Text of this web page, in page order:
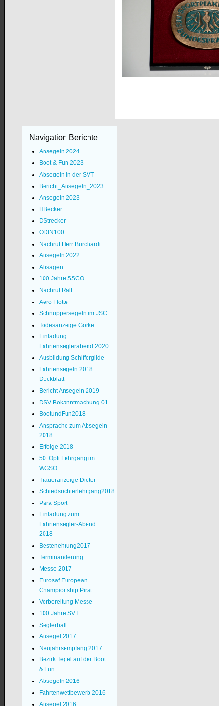
Navigation Berichte
Ansegeln 2024
Boot & Fun 2023
Absegeln in der SVT
Bericht_Ansegeln_2023
Ansegeln 2023
HBecker
DStrecker
ODIN100
Nachruf Herr Burchardi
Ansegeln 2022
Absagen
100 Jahre SSCO
Nachruf Ralf
Aero Flotte
Schnuppersegeln im JSC
Todesanzeige Görke
Einladung
Fahrtenseglerabend 2020
Ausbildung Schiffergilde
Fahrtensegeln 2018
Deckblatt
Bericht Ansegeln 2019
DSV Bekanntmachung 01
BootundFun2018
Ansprache zum Absegeln
2018
Erfolge 2018
50. Opti Lehrgang im
WGSO
Traueranzeige Dieter
Schiedsrichterlehrgang2018
Para Sport
Einladung zum
Fahrtensegler-Abend
2018
Bestenehrung2017
Terminänderung
Messe 2017
Eurosaf European
Championship Pirat
Vorbereitung Messe
100 Jahre SVT
Seglerball
Ansegel 2017
Neujahrsempfang 2017
Bezirk Tegel auf der Boot
& Fun
Absegeln 2016
Fahrtenwettbewerb 2016
Ansegel 2016